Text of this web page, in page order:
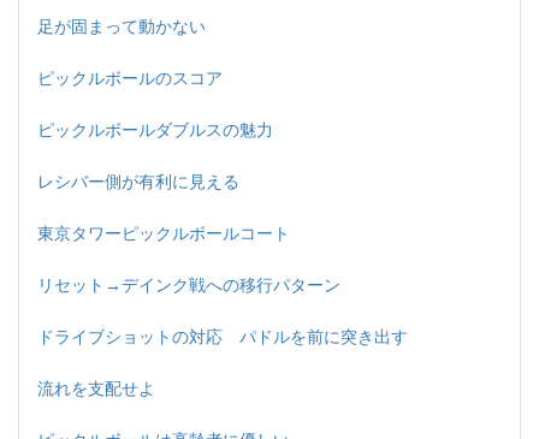
足が固まって動かない
ピックルボールのスコア
ピックルボールダブルスの魅力
レシバー側が有利に見える
東京タワーピックルボールコート
リセット→デインク戦への移行パターン
ドライブショットの対応 パドルを前に突き出す
流れを支配せよ